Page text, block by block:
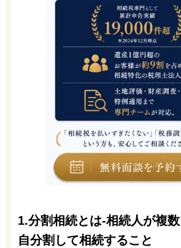
1.分割相続とは-相続人が複
自分割して相続すること